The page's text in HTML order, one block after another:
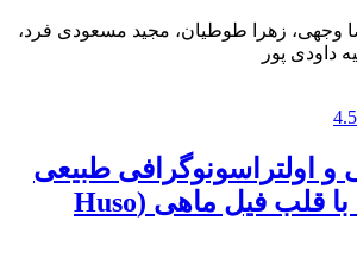
وجهی، زهرا طوطیان، مجید مسعودی فرد،
داودی پور
و اولتراسونوگرافی طبیعی
رگ‌های مرتبط با قلب فیل ماهی (Huso